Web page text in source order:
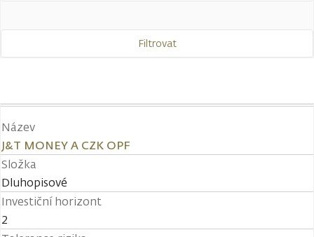
Filtrovat
Název
J&T MONEY A CZK OPF
Složka
Dluhopisové
Investiční horizont
2